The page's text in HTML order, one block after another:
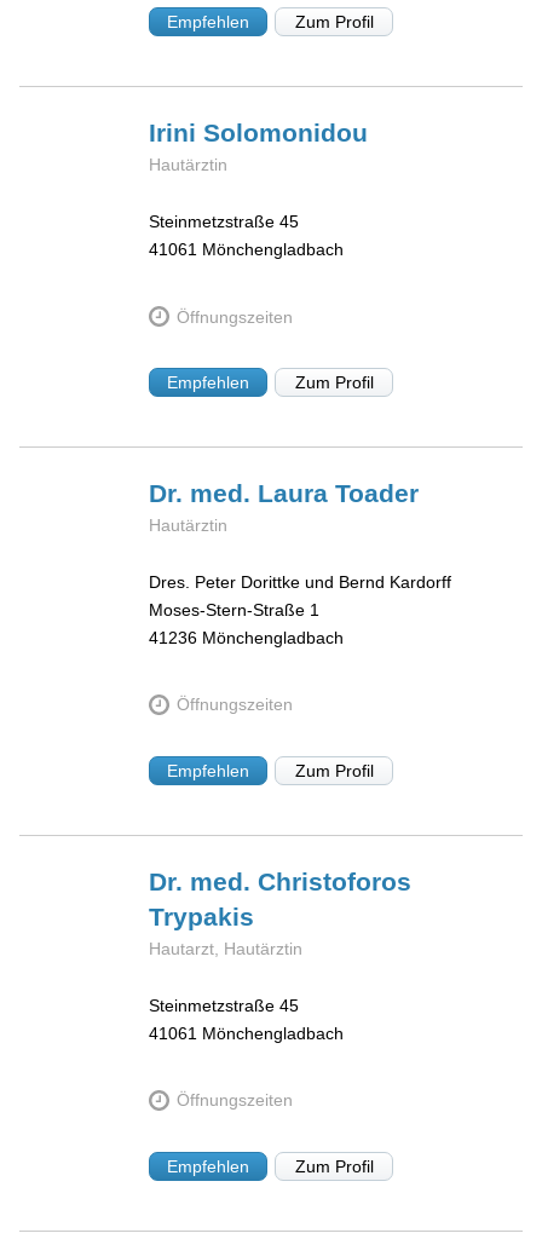
Empfehlen Zum Profil
IriniSolomonidou
Hautärztin
Steinmetzstraße 45
41061 Mönchengladbach
Öffnungszeiten
Empfehlen Zum Profil
Dr. med. LauraToader
Hautärztin
Dres. Peter Dorittke und Bernd Kardorff
Moses-Stern-Straße 1
41236 Mönchengladbach
Öffnungszeiten
Empfehlen Zum Profil
Dr. med. Christoforos
Trypakis
Hautarzt, Hautärztin
Steinmetzstraße 45
41061 Mönchengladbach
Öffnungszeiten
Empfehlen Zum Profil